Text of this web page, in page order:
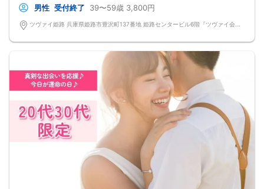
男性 受付終了 39〜59歳 3,800円
ツヴァイ姫路 兵庫県姫路市豊沢町137番地 姫路センタービル6階『ツヴァイ会場』